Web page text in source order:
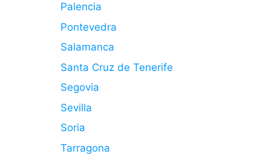
Palencia
Pontevedra
Salamanca
Santa Cruz de Tenerife
Segovia
Sevilla
Soria
Tarragona